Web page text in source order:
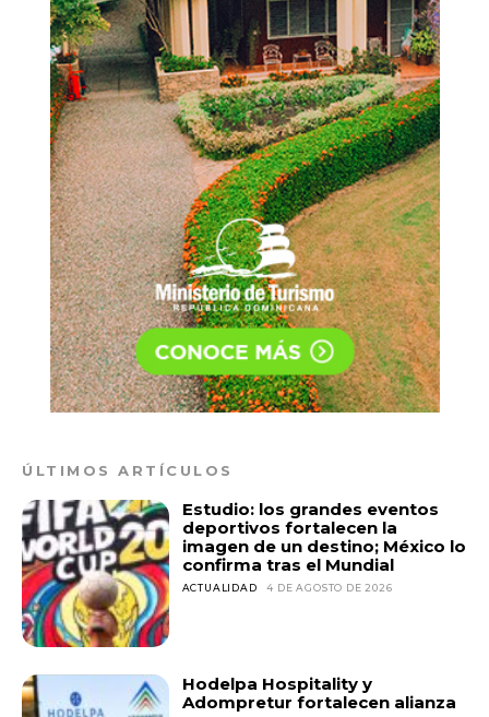
ÚLTIMOS ARTÍCULOS
Estudio: los grandes eventos
deportivos fortalecen la
imagen de un destino; México lo
confirma tras el Mundial
ACTUALIDAD 4 DE AGOSTO DE 2026
Hodelpa Hospitality y
Adompretur fortalecen alianza